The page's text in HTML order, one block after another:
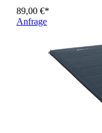
89,00 €*
Anfrage